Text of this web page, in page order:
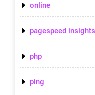
online
pagespeed insights
php
ping